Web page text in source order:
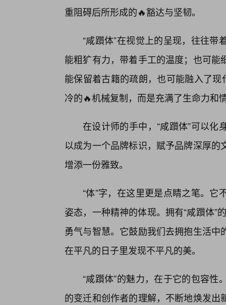
重阻碍后所形成的🔥豁达与坚韧。
“咸躓体”在视觉上的呈现，往往
能粗犷有力，带着手工的温度；也可
能保留着古籍的疏朗，也可能融入了
冷的🔥机械复制，而是充满了生命力和
在设计师的手中，“咸躓体”可以
以成为一个品牌标识，赋予品牌深厚
增添一份雅致。
“体”字，在这里更是点睛之笔。
姿态，一种精神的体现。拥有“咸躓体”
勇气与智慧。它鼓励我们去拥抱生活
在平凡的日子里发现不平凡的美。
“咸躓体”的魅力，在于它的包容
的变迁和创作者的理解，不断地焕发